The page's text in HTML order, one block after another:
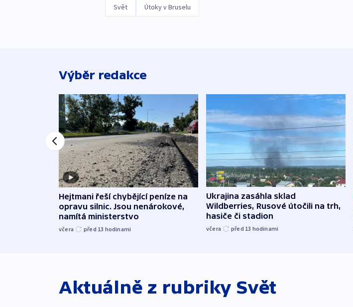
Svět Útoky v Bruselu
Výběr redakce
Hejtmani řeší chybějící peníze na
opravu silnic. Jsou nenárokové,
namítá ministerstvo
včera před 13 hodinami
Ukrajina zasáhla sklad
Wildberries, Rusové útočili na trh,
hasiče či stadion
včera před 13 hodinami
Aktuálně z rubriky Svět